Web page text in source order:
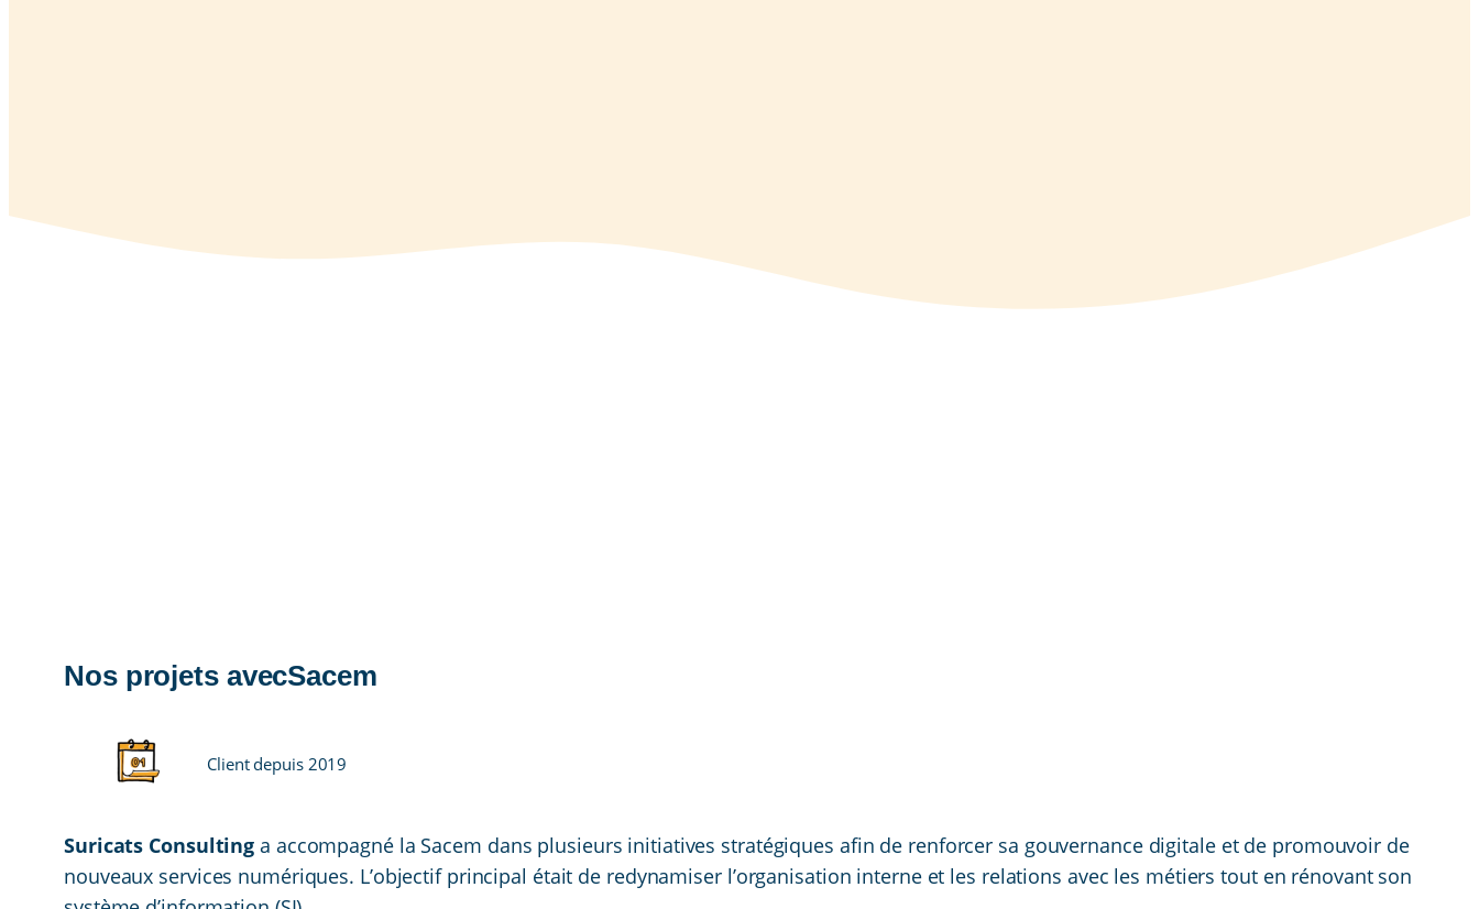
Nos projets avecSacem
Client depuis 2019
Suricats Consulting a accompagné la Sacem dans plusieurs initiatives stratégiques afin de renforcer sa gouvernance digitale et de promouvoir de
nouveaux services numériques. L’objectif principal était de redynamiser l’organisation interne et les relations avec les métiers tout en rénovant son